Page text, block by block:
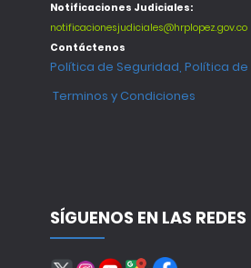
Notificaciones Judiciales:
notificacionesjudiciales@hrplopez.gov.co
Contáctenos
Política de Seguridad, Política de
Terminos y Condiciones
SÍGUENOS EN LAS REDES